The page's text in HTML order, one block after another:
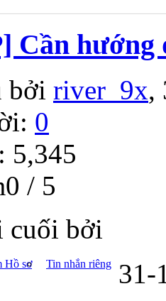
Cần hướng
bởi river_9x,
0
5,345
/ 5
cuối bởi
Hồ sơ
Tin nhắn riêng 31-